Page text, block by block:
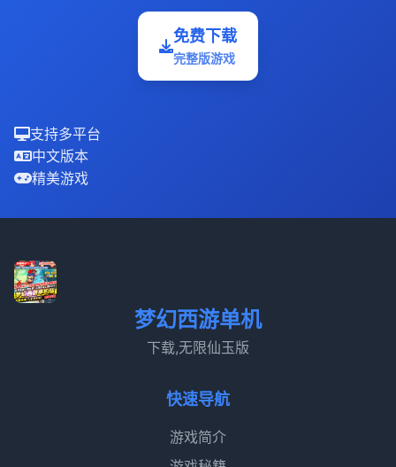
免费下载
完整版游戏
支持多平台
中文版本
精美游戏
梦幻西游单机
下载,无限仙玉版
快速导航
游戏简介